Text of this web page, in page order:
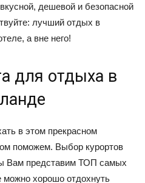
дешевой и безопасной
лучший отдых в
а вне него!
для отдыха в
в этом прекрасном
поможем. Выбор курортов
Вам представим ТОП самых
можно хорошо отдохнуть